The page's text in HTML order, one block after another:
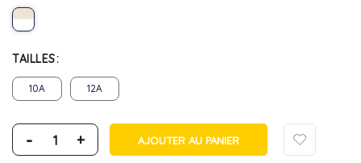
TAILLES
10A 12A
- + AJOUTER AU PANIER